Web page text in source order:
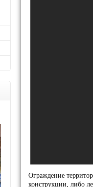
Ограждение
конструкции, либо